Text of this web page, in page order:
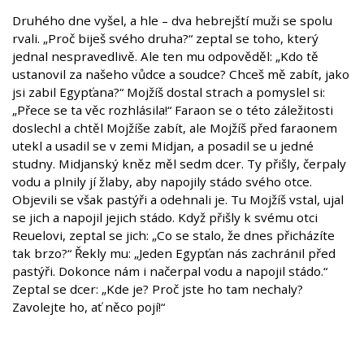
Druhého dne vyšel, a hle – dva hebrejští muži se spolu
rvali. „Proč biješ svého druha?“ zeptal se toho, který
jednal nespravedlivě. Ale ten mu odpověděl: „Kdo tě
ustanovil za našeho vůdce a soudce? Chceš mě zabít, jako
jsi zabil Egypťana?“ Mojžíš dostal strach a pomyslel si:
„Přece se ta věc rozhlásila!“ Faraon se o této záležitosti
doslechl a chtěl Mojžíše zabít, ale Mojžíš před faraonem
utekl a usadil se v zemi Midjan, a posadil se u jedné
studny. Midjanský kněz měl sedm dcer. Ty přišly, čerpaly
vodu a plnily jí žlaby, aby napojily stádo svého otce.
Objevili se však pastýři a odehnali je. Tu Mojžíš vstal, ujal
se jich a napojil jejich stádo. Když přišly k svému otci
Reuelovi, zeptal se jich: „Co se stalo, že dnes přicházíte
tak brzo?“ Řekly mu: „Jeden Egypťan nás zachránil před
pastýři. Dokonce nám i načerpal vodu a napojil stádo.“
Zeptal se dcer: „Kde je? Proč jste ho tam nechaly?
Zavolejte ho, ať něco pojí!“